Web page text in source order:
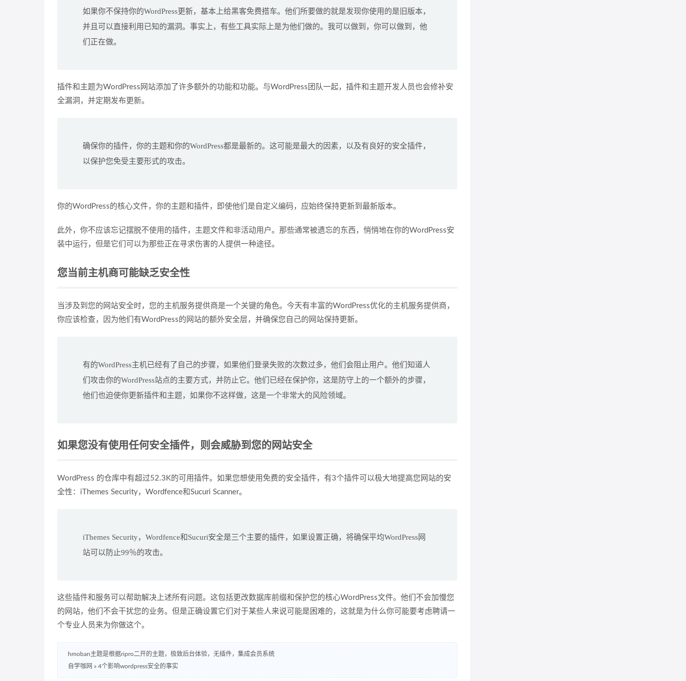
如果你不保持你的WordPress更新，基本上给黑客免费搭车。他们所要做的就是发现你使用的是旧版本，
并且可以直接利用已知的漏洞。事实上，有些工具实际上是为他们做的。我可以做到，你可以做到，他
们正在做。
插件和主题为WordPress网站添加了许多额外的功能和功能。与WordPress团队一起，插件和主题开发人员也会修补安
全漏洞，并定期发布更新。
确保你的插件，你的主题和你的WordPress都是最新的。这可能是最大的因素，以及有良好的安全插件，
以保护您免受主要形式的攻击。
你的WordPress的核心文件，你的主题和插件，即使他们是自定义编码，应始终保持更新到最新版本。
此外，你不应该忘记摆脱不使用的插件，主题文件和非活动用户。那些通常被遗忘的东西，悄悄地在你的WordPress安
装中运行，但是它们可以为那些正在寻求伤害的人提供一种途径。
您当前主机商可能缺乏安全性
当涉及到您的网站安全时，您的主机服务提供商是一个关键的角色。今天有丰富的WordPress优化的主机服务提供商，
你应该检查，因为他们有WordPress的网站的额外安全层，并确保您自己的网站保持更新。
有的WordPress主机已经有了自己的步骤，如果他们登录失败的次数过多，他们会阻止用户。他们知道人
们攻击你的WordPress站点的主要方式，并防止它。他们已经在保护你，这是防守上的一个额外的步骤，
他们也迫使你更新插件和主题，如果你不这样做，这是一个非常大的风险领域。
如果您没有使用任何安全插件，则会威胁到您的网站安全
WordPress 的仓库中有超过52.3K的可用插件。如果您想使用免费的安全插件，有3个插件可以极大地提高您网站的安
全性：iThemes Security，Wordfence和Sucuri Scanner。
iThemes Security，Wordfence和Sucuri安全是三个主要的插件，如果设置正确，将确保平均WordPress网
站可以防止99％的攻击。
这些插件和服务可以帮助解决上述所有问题。这包括更改数据库前缀和保护您的核心WordPress文件。他们不会加慢您
的网站，他们不会干扰您的业务。但是正确设置它们对于某些人来说可能是困难的，这就是为什么你可能要考虑聘请一
个专业人员来为你做这个。
hmoban主题是根据ripro二开的主题，极致后台体验，无插件，集成会员系统
自学咖网 » 4个影响wordpress安全的事实